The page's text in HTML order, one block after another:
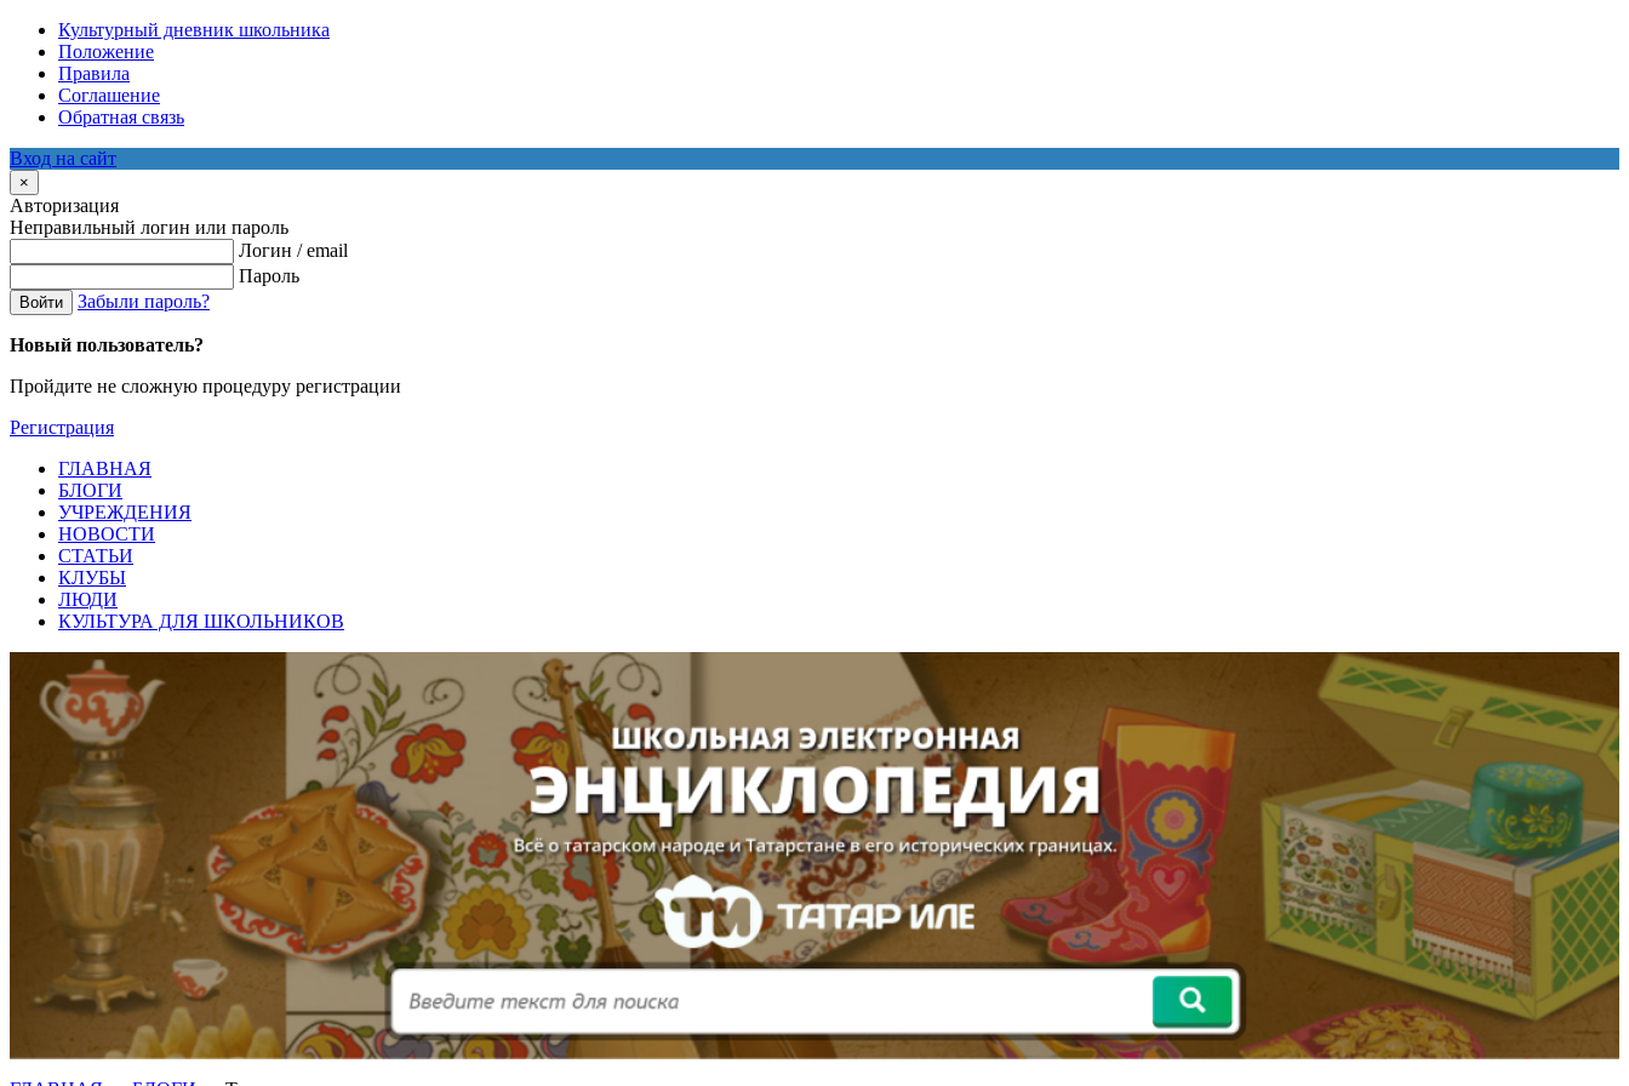
Культурный дневник школьника
Положение
Правила
Соглашение
Обратная связь
Вход на сайт
×
Авторизация
Неправильный логин или пароль
Логин / email
Пароль
Войти Забыли пароль?
Новый пользователь?
Пройдите не сложную процедуру регистрации
Регистрация
ГЛАВНАЯ
БЛОГИ
УЧРЕЖДЕНИЯ
НОВОСТИ
СТАТЬИ
КЛУБЫ
ЛЮДИ
КУЛЬТУРА ДЛЯ ШКОЛЬНИКОВ